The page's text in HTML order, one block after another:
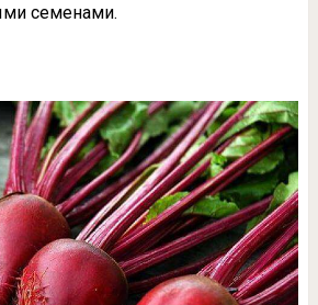
семенами.